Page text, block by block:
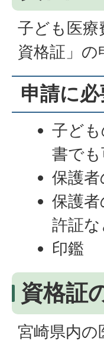
子ども医
資格証」の
申請に
子ど
書でも
保護
保護
許証な
印鑑
資格証
宮崎県内の